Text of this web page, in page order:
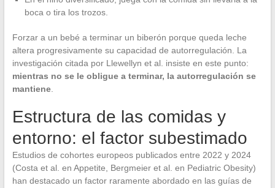
boca o tira los trozos.
Forzar a un bebé a terminar un biberón porque queda leche
altera progresivamente su capacidad de autorregulación. La
investigación citada por Llewellyn et al. insiste en este punto:
mientras no se le obligue a terminar, la autorregulación se
mantiene.
Estructura de las comidas y
entorno: el factor subestimado
Estudios de cohortes europeos publicados entre 2022 y 2024
(Costa et al. en Appetite, Bergmeier et al. en Pediatric Obesity)
han destacado un factor raramente abordado en las guías de